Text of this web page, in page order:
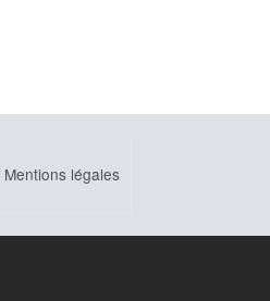
Mentions légales